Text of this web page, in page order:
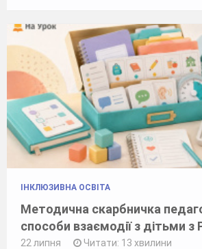
ІНКЛЮЗИВНА ОСВІТА
Методична скарбничка
способи взаємодії з дітьми з
22 липня Читати: 13 хвилини